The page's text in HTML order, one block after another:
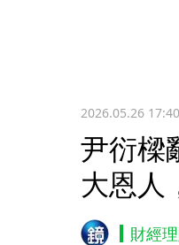
2026.05.26 17:40
尹衍樑
大恩人
財經